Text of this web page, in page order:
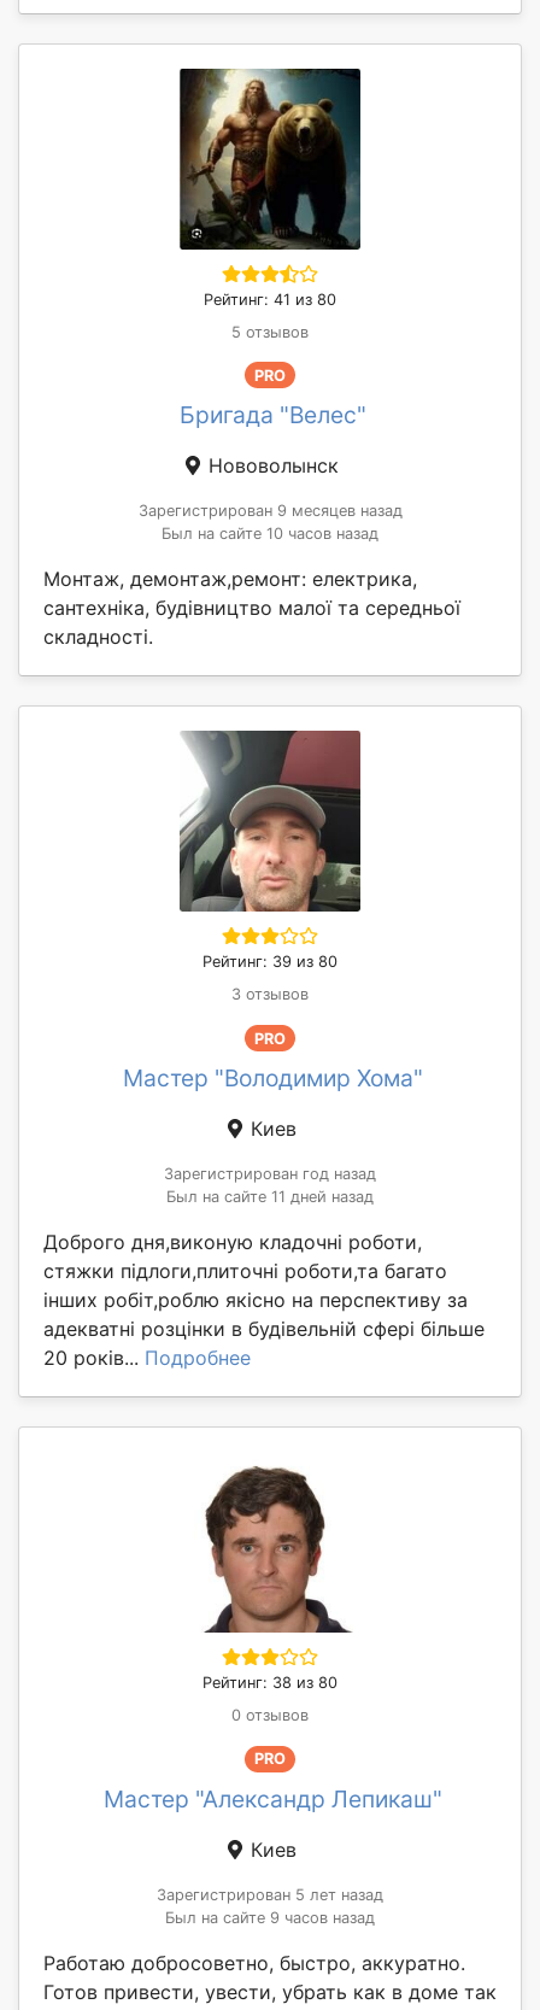
Рейтинг: 41 из 80
5 отзывов
PRO
Бригада "Велес"
Нововолынск
Зарегистрирован 9 месяцев назад
Был на сайте 10 часов назад
Монтаж, демонтаж,ремонт: електрика,
сантехніка, будівництво малої та середньої
складності.
Рейтинг: 39 из 80
3 отзывов
PRO
Мастер "Володимир Хома"
Киев
Зарегистрирован год назад
Был на сайте 11 дней назад
Доброго дня,виконую кладочні роботи,
стяжки підлоги,плиточні роботи,та багато
інших робіт,роблю якісно на перспективу за
адекватні розцінки в будівельній сфері більше
20 років... Подробнее
Рейтинг: 38 из 80
0 отзывов
PRO
Мастер "Александр Лепикаш"
Киев
Зарегистрирован 5 лет назад
Был на сайте 9 часов назад
Работаю добросоветно, быстро, аккуратно.
Готов привести, увести, убрать как в доме так